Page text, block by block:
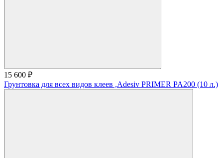
15 600 ₽
Грунтовка для всех видов клеев ,Adesiv PRIMER PA200 (10 л.)